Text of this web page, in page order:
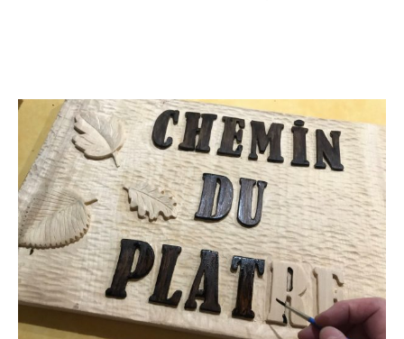
haut relief
bosse